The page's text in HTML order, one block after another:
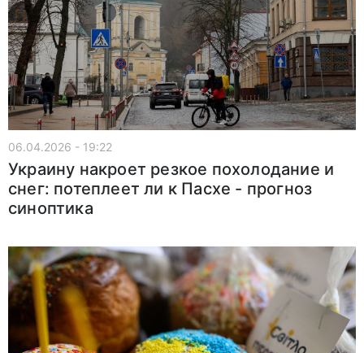
06.04.2026 - 19:22
Украину накроет резкое похолодание и
снег: потеплеет ли к Пасхе - прогноз
синоптика